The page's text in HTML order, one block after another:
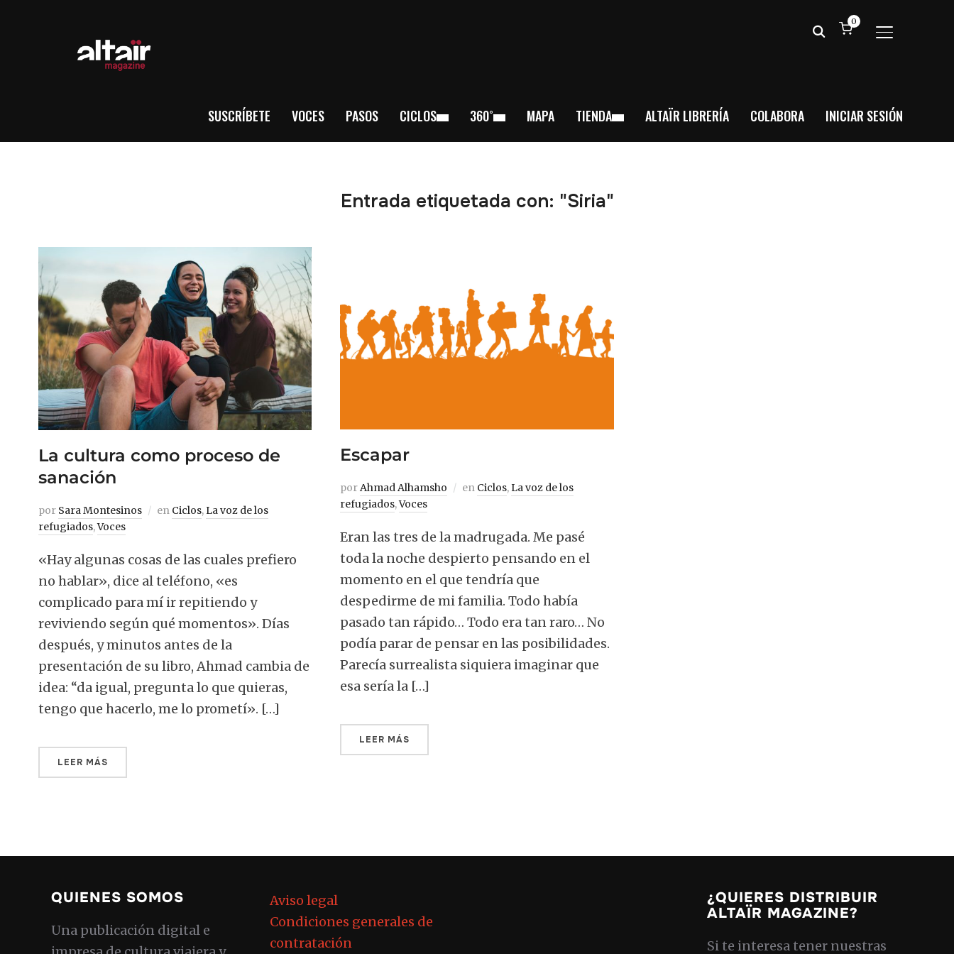
ALTERNAR
0
SUSCRÍBETE VOCES PASOS CICLOS 360˚ MAPA TIENDA ALTAÏR LIBRERÍA COLABORA INICIAR SESIÓN
Entrada etiquetada con: "Siria"
La cultura como proceso de
sanación
por Sara Montesinos en Ciclos,La voz de los
refugiados,Voces
«Hay algunas cosas de las cuales prefiero
no hablar», dice al teléfono, «es
complicado para mí ir repitiendo y
reviviendo según qué momentos». Días
después, y minutos antes de la
presentación de su libro, Ahmad cambia de
idea: “da igual, pregunta lo que quieras,
tengo que hacerlo, me lo prometí». […]
LEER MÁS
Escapar
porAhmad Alhamsho en Ciclos,La voz de los
refugiados,Voces
Eran las tres de la madrugada. Me pasé
toda la noche despierto pensando en el
momento en el que tendría que
despedirme de mi familia. Todo había
pasado tan rápido… Todo era tan raro… No
podía parar de pensar en las posibilidades.
Parecía surrealista siquiera imaginar que
esa sería la […]
LEER MÁS
QUIENES SOMOS
Una publicación digital e
Aviso legal
Condiciones generales de
contratación
¿QUIERES DISTRIBUIR
ALTAÏR MAGAZINE?
Si te interesa tener nuestras